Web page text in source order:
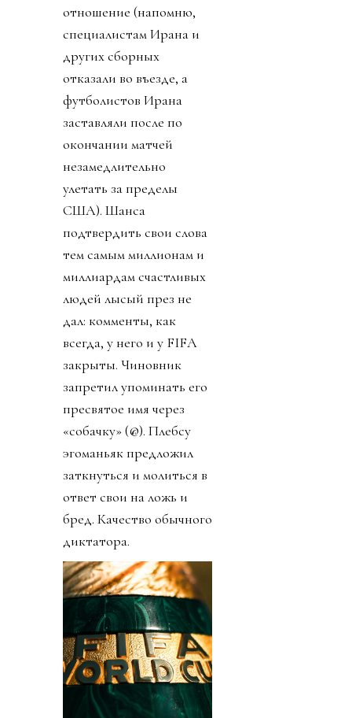
отношение (напомню,
специалистам Ирана и
других сборных
отказали во въезде, а
футболистов Ирана
заставляли после по
окончании матчей
незамедлительно
улетать за пределы
США). Шанса
подтвердить свои слова
тем самым миллионам и
миллиардам счастливых
людей лысый през не
дал: комменты, как
всегда, у него и у FIFA
закрыты. Чиновник
запретил упоминать его
пресвятое имя через
«собачку» (@). Плебсу
эгоманьяк предложил
заткнуться и молиться в
ответ свои на ложь и
бред. Качество обычного
диктатора.